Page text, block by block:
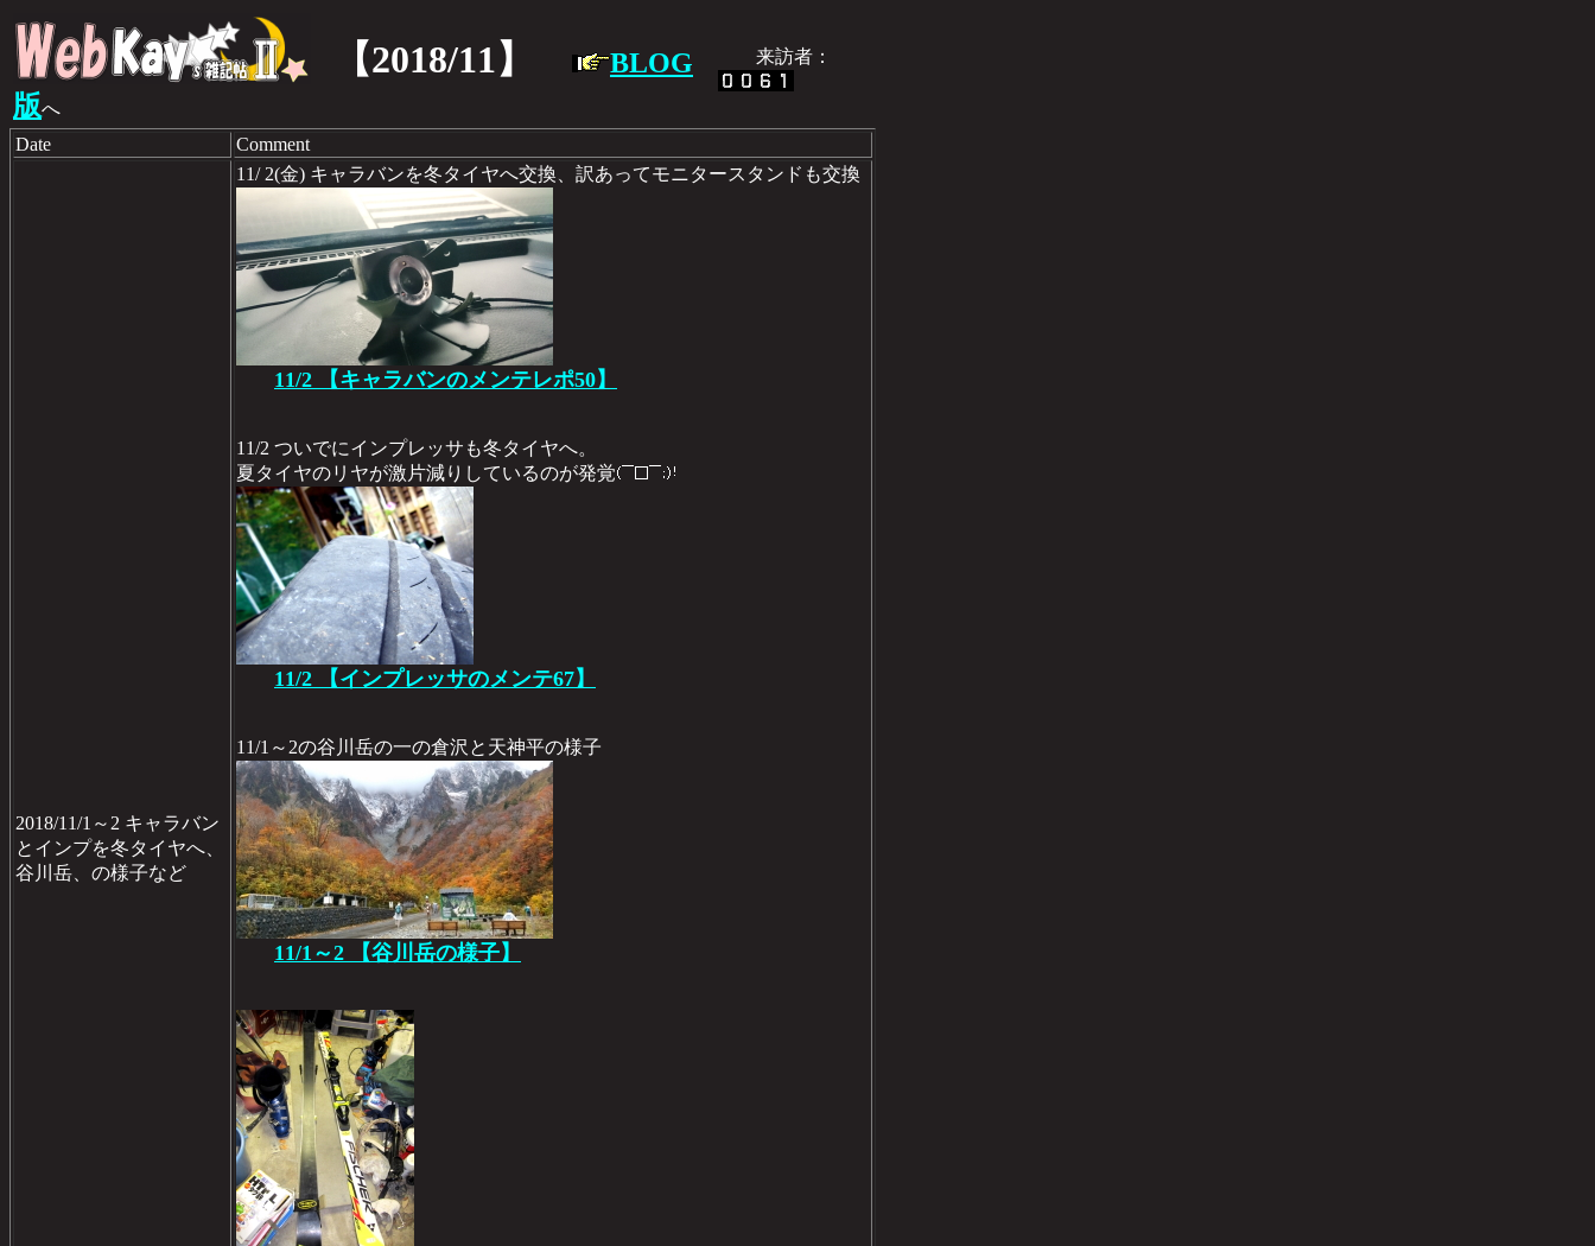
【2018/11】
BLOG
版へ
来訪者：
Date Comment
2018/11/1～2 キャラバン
とインプを冬タイヤへ、
谷川岳、の様子など
11/ 2(金) キャラバンを冬タイヤへ交換、訳あってモニタースタンドも交換
11/2 【キャラバンのメンテレポ50】
11/2 ついでにインプレッサも冬タイヤへ。
夏タイヤのリヤが激片減りしているのが発覚
11/2 【インプレッサのメンテ67】
11/1～2の谷川岳の一の倉沢と天神平の様子
11/1～2 【谷川岳の様子】